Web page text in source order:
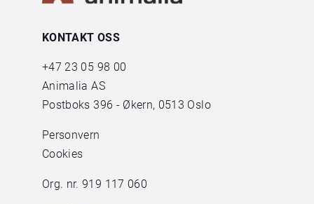
KONTAKT OSS
+47 23 05 98 00
Animalia AS
Postboks 396 - Økern, 0513 Oslo
Personvern
Cookies
Org. nr. 919 117 060